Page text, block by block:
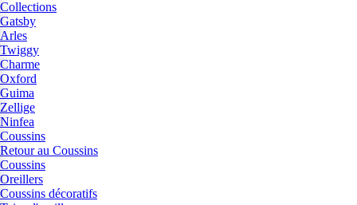
Collections
Gatsby
Arles
Twiggy
Charme
Oxford
Guima
Zellige
Ninfea
Coussins
Retour au Coussins
Coussins
Oreillers
Coussins décoratifs